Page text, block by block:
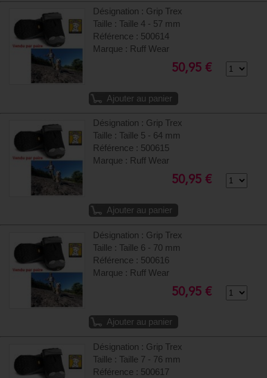
Désignation : Grip Trex
Taille : Taille 4 - 57 mm
Référence : 500614
Marque : Ruff Wear
50,95 €
Ajouter au panier
Désignation : Grip Trex
Taille : Taille 5 - 64 mm
Référence : 500615
Marque : Ruff Wear
50,95 €
Ajouter au panier
Désignation : Grip Trex
Taille : Taille 6 - 70 mm
Référence : 500616
Marque : Ruff Wear
50,95 €
Ajouter au panier
Désignation : Grip Trex
Taille : Taille 7 - 76 mm
Référence : 500617